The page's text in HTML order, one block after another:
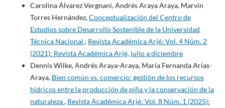
Carolina Álvarez Vergnani, Andrés Araya Araya, Marvin
Torres Hernández,Conceptualización del Centro de
Estudios sobre Desarrollo Sostenible de la Universidad
Técnica Nacional , Revista Académica Arjé: Vol. 4 Núm. 2
(2021): Revista Académica Arjé, julio a diciembre
Dennis Wilke, Andrés Araya-Araya, María Fernanda Arias-
Araya, Bien común vs. comercio: gestión de los recursos
hídricos entre la producción de piña y la conservación de la
naturaleza, Revista Académica Arjé: Vol. 8 Núm. 1 (2025):